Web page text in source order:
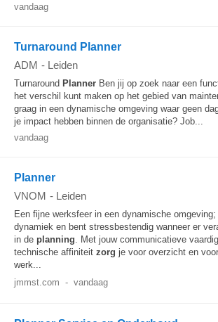
vandaag
Turnaround Planner
ADM - Leiden
Turnaround Planner Ben jij op zoek naar een
het verschil kunt maken op het gebied van
graag in een dynamische omgeving waar geen
je impact hebben binnen de organisatie? Job...
vandaag
Planner
VNOM - Leiden
Een fijne werksfeer in een dynamische
dynamiek en bent stressbestendig wanneer er
in de planning. Met jouw communicatieve
technische affiniteit zorg je voor overzicht en
werk...
jmmst.com - vandaag